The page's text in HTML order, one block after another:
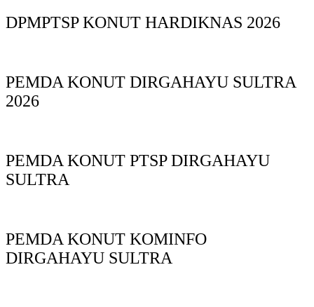
DPMPTSP KONUT HARDIKNAS 2026
PEMDA KONUT DIRGAHAYU SULTRA
2026
PEMDA KONUT PTSP DIRGAHAYU
SULTRA
PEMDA KONUT KOMINFO
DIRGAHAYU SULTRA